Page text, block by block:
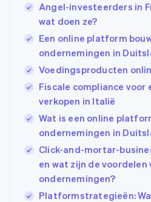
Angel-investeerders in
wat doen ze?
Een online platform
ondernemingen in
Voedingsproducten
Fiscale compliance voor
verkopen in Italië
Wat is een online
ondernemingen in
Click-and-mortar-
en wat zijn de voordelen
ondernemingen?
Platformstrategieën: